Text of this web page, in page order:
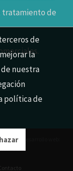
tratamiento de
Cookies | Desarrollo web:
de
la
nuestra
política de